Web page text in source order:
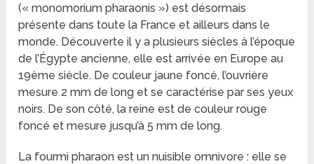
(« monomorium pharaonis ») est désormais
présente dans toute la France et ailleurs dans le
monde. Découverte il y a plusieurs siècles à l’époque
de l’Égypte ancienne, elle est arrivée en Europe au
19ème siècle. De couleur jaune foncé, l’ouvrière
mesure 2 mm de long et se caractérise par ses yeux
noirs. De son côté, la reine est de couleur rouge
foncé et mesure jusqu’à 5 mm de long.
La fourmi pharaon est un nuisible omnivore : elle se